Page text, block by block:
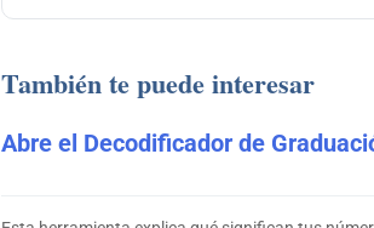
También te puede interesar
Abre el Decodificador de